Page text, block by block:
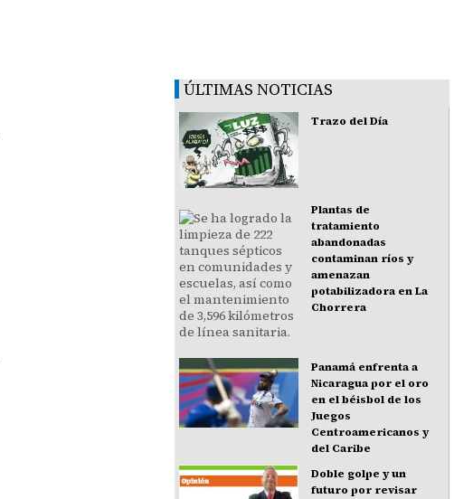
ÚLTIMAS NOTICIAS
Trazo del Día
Plantas de
tratamiento
abandonadas
contaminan ríos y
amenazan
potabilizadora en La
Chorrera
Panamá enfrenta a
Nicaragua por el oro
en el béisbol de los
Juegos
Centroamericanos y
del Caribe
Doble golpe y un
futuro por revisar